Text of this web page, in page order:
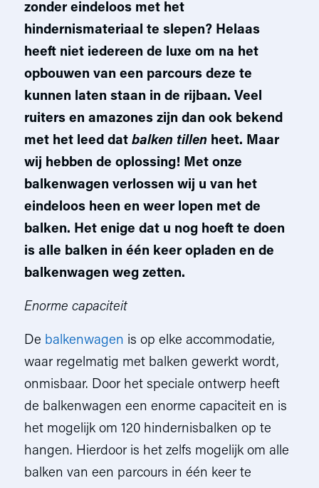
zonder eindeloos met het
hindernismateriaal te slepen? Helaas
heeft niet iedereen de luxe om na het
opbouwen van een parcours deze te
kunnen laten staan in de rijbaan. Veel
ruiters en amazones zijn dan ook bekend
met het leed dat balken tillen heet. Maar
wij hebben de oplossing! Met onze
balkenwagen verlossen wij u van het
eindeloos heen en weer lopen met de
balken. Het enige dat u nog hoeft te doen
is alle balken in één keer opladen en de
balkenwagen weg zetten.
Enorme capaciteit
De balkenwagen is op elke accommodatie,
waar regelmatig met balken gewerkt wordt,
onmisbaar. Door het speciale ontwerp heeft
de balkenwagen een enorme capaciteit en is
het mogelijk om 120 hindernisbalken op te
hangen. Hierdoor is het zelfs mogelijk om alle
balken van een parcours in één keer te